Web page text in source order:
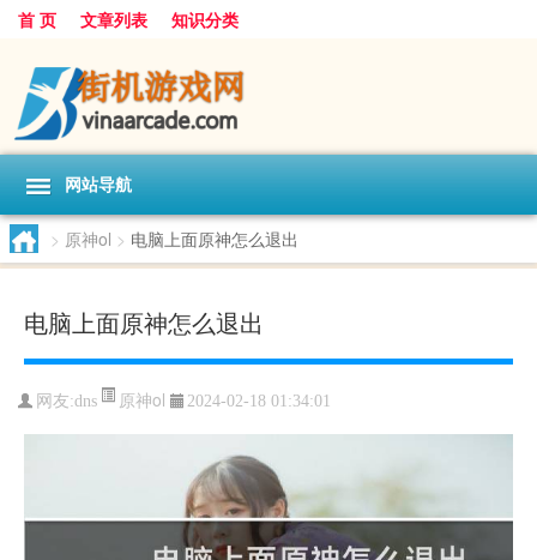
首 页 文章列表 知识分类
网站导航
> 原神ol > 电脑上面原神怎么退出
电脑上面原神怎么退出
网友:dns 原神ol 2024-02-18 01:34:01